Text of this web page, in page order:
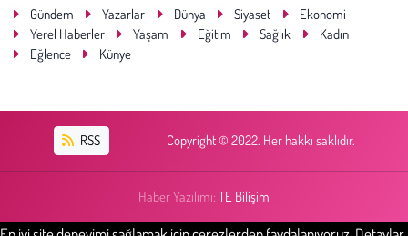
Gündem Yazarlar Dünya Siyaset
Ekonomi
Yerel Haberler
Yaşam Eğitim Sağlık
Kadın
Eğlence
Künye
RSS Copyright © 2022. Her hakkı saklıdır.
Haber Yazılımı: TE Bilişim